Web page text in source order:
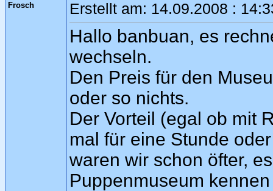
Frosch Erstellt am: 14.09.2008 :
Hallo banbuan, es
wechseln.
Den Preis für den
oder so nichts.
Der Vorteil (egal ob mit
mal für eine Stunde
waren wir schon öfter,
Puppenmuseum